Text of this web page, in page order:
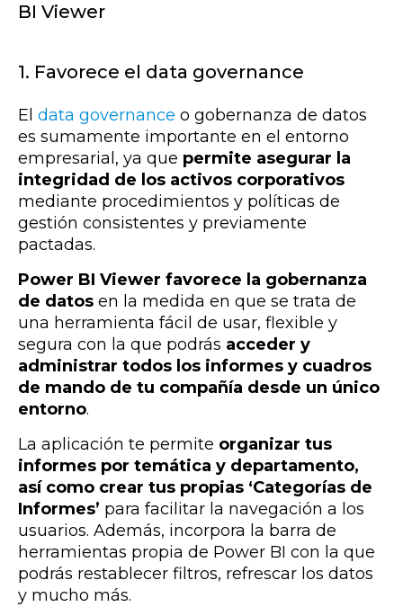
BI Viewer
1. Favorece el data governance
El data governance o gobernanza de datos
es sumamente importante en el entorno
empresarial, ya que permite asegurar la
integridad de los activos corporativos
mediante procedimientos y políticas de
gestión consistentes y previamente
pactadas.
Power BI Viewer favorece la gobernanza
de datos en la medida en que se trata de
una herramienta fácil de usar, flexible y
segura con la que podrás acceder y
administrar todos los informes y cuadros
de mando de tu compañía desde un único
entorno.
La aplicación te permite organizar tus
informes por temática y departamento,
así como crear tus propias ‘Categorías de
Informes’ para facilitar la navegación a los
usuarios. Además, incorpora la barra de
herramientas propia de Power BI con la que
podrás restablecer filtros, refrescar los datos
y mucho más.